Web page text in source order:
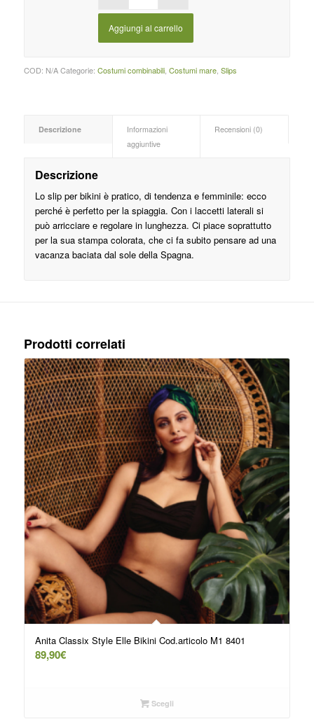
Aggiungi al carrello
COD: N/A Categorie: Costumi combinabili, Costumi mare, Slips
Descrizione
Informazioni
aggiuntive
Recensioni (0)
Descrizione
Lo slip per bikini è pratico, di tendenza e femminile: ecco
perché è perfetto per la spiaggia. Con i laccetti laterali si
può arricciare e regolare in lunghezza. Ci piace soprattutto
per la sua stampa colorata, che ci fa subito pensare ad una
vacanza baciata dal sole della Spagna.
Prodotti correlati
Anita Classix Style Elle Bikini Cod.articolo M1 8401
89,90€
Scegli